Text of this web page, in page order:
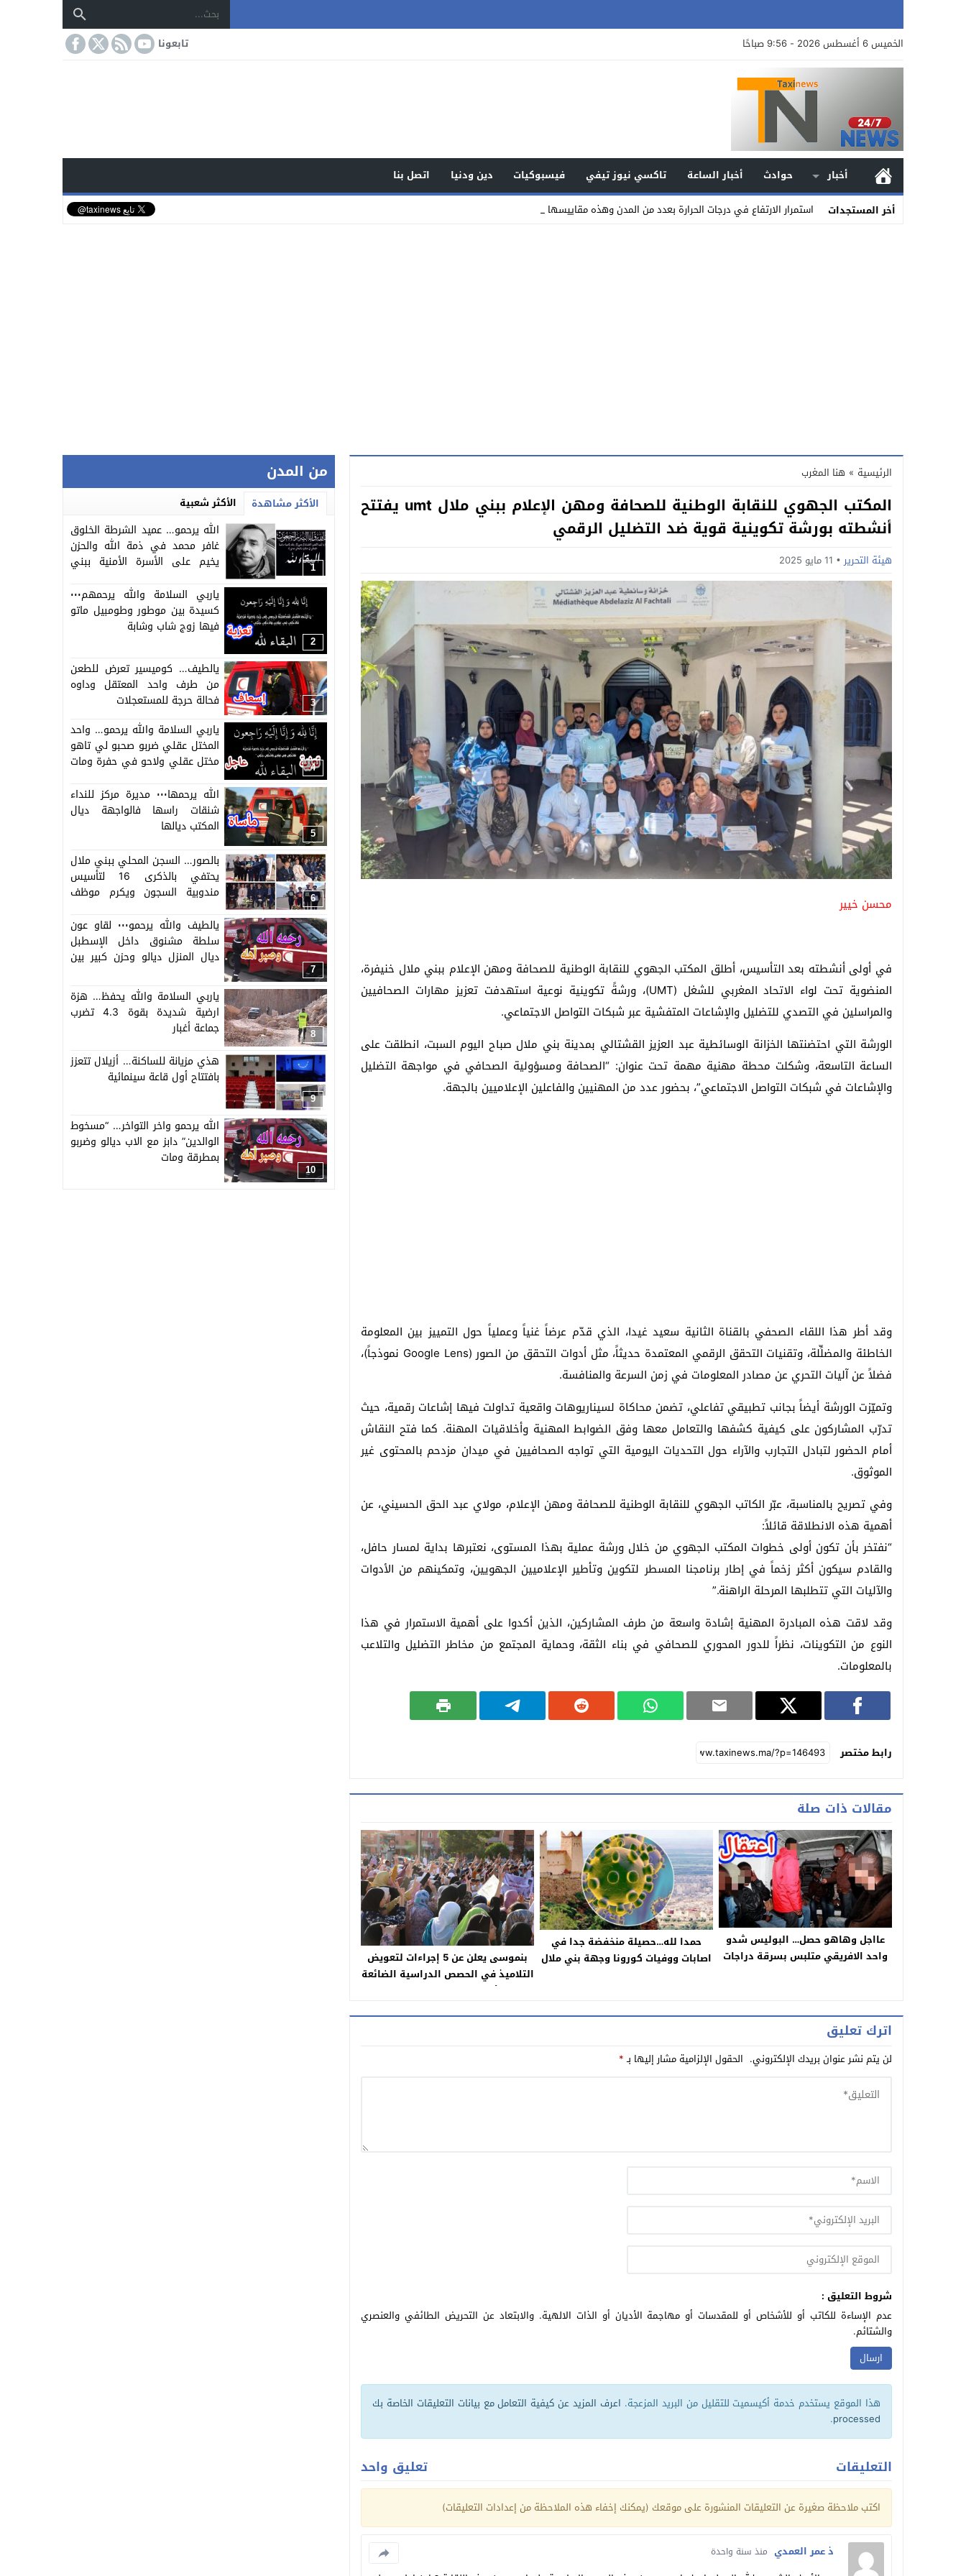
الخميس 6 أغسطس 2026 - 9:56 صباحًا تابعونا
أخبار حوادث أخبار الساعة تاكسي نيوز تيفي فيسبوكيات دين ودنيا
اتصل بنا
أخر المستجدات
استمرار الارتفاع في درجات الحرارة بعدد من المدن وهذه مقاييسها = نشرة جوية= _
الرئيسية » هنا المغرب
المكتب الجهوي للنقابة الوطنية للصحافة ومهن الإعلام ببني ملال umt يفتتح
أنشطته بورشة تكوينية قوية ضد التضليل الرقمي
هيئة التحرير 11 مايو 2025
محسن خيير
في أولى أنشطته بعد التأسيس، أطلق المكتب الجهوي للنقابة الوطنية للصحافة ومهن الإعلام ببني ملال خنيفرة،
المنضوية تحت لواء الاتحاد المغربي للشغل (UMT)، ورشةً تكوينية نوعية استهدفت تعزيز مهارات الصحافيين
والمراسلين في التصدي للتضليل والإشاعات المتفشية عبر شبكات التواصل الاجتماعي.
الورشة التي احتضنتها الخزانة الوسائطية عبد العزيز القشتالي بمدينة بني ملال صباح اليوم السبت، انطلقت على
الساعة التاسعة، وشكلت محطة مهنية مهمة تحت عنوان: “الصحافة ومسؤولية الصحافي في مواجهة التضليل
والإشاعات في شبكات التواصل الاجتماعي”، بحضور عدد من المهنيين والفاعلين الإعلاميين بالجهة.
وقد أطر هذا اللقاء الصحفي بالقناة الثانية سعيد غيدا، الذي قدّم عرضاً غنياً وعملياً حول التمييز بين المعلومة
الخاطئة والمضلِّلة، وتقنيات التحقق الرقمي المعتمدة حديثاً، مثل أدوات التحقق من الصور (Google Lens نموذجاً)،
فضلاً عن آليات التحري عن مصادر المعلومات في زمن السرعة والمنافسة.
وتميّزت الورشة أيضاً بجانب تطبيقي تفاعلي، تضمن محاكاة لسيناريوهات واقعية تداولت فيها إشاعات رقمية، حيث
تدرّب المشاركون على كيفية كشفها والتعامل معها وفق الضوابط المهنية وأخلاقيات المهنة. كما فتح النقاش
أمام الحضور لتبادل التجارب والآراء حول التحديات اليومية التي تواجه الصحافيين في ميدان مزدحم بالمحتوى غير
الموثوق.
وفي تصريح بالمناسبة، عبّر الكاتب الجهوي للنقابة الوطنية للصحافة ومهن الإعلام، مولاي عبد الحق الحسيني، عن
أهمية هذه الانطلاقة قائلاً:
“نفتخر بأن تكون أولى خطوات المكتب الجهوي من خلال ورشة عملية بهذا المستوى، نعتبرها بداية لمسار حافل،
والقادم سيكون أكثر زخماً في إطار برنامجنا المسطر لتكوين وتأطير الإعلاميين الجهويين، وتمكينهم من الأدوات
والآليات التي تتطلبها المرحلة الراهنة.”
وقد لاقت هذه المبادرة المهنية إشادة واسعة من طرف المشاركين، الذين أكدوا على أهمية الاستمرار في هذا
النوع من التكوينات، نظراً للدور المحوري للصحافي في بناء الثقة، وحماية المجتمع من مخاطر التضليل والتلاعب
بالمعلومات.
رابط مختصر
مقالات ذات صلة
عااجل وهاهو حصل… البوليس شدو
واحد الافريقي متلبس بسرقة دراجات
حمدا لله…حصيلة منخفضة جدا في
اصابات ووفيات كورونا وجهة بني ملال
بنموسى يعلن عن 5 إجراءات لتعويض
التلاميذ في الحصص الدراسية الضائعة
والأساتذة يواصلون الاحتجاج
اترك تعليق
لن يتم نشر عنوان بريدك الإلكتروني. الحقول الإلزامية مشار إليها بـ*
شروط التعليق :
عدم الإساءة للكاتب أو للأشخاص أو للمقدسات أو مهاجمة الأديان أو الذات الالهية. والابتعاد عن التحريض الطائفي والعنصري
والشتائم.
هذا الموقع يستخدم خدمة أكيسميت للتقليل من البريد المزعجة. اعرف المزيد عن كيفية التعامل مع بيانات التعليقات الخاصة بك
processed
.
التعليقات تعليق واحد
اكتب ملاحظة صغيرة عن التعليقات المنشورة على موقعك (يمكنك إخفاء هذه الملاحظة من إعدادات التعليقات)
ذ عمر العمدي منذ سنة واحدة
من المدن
الأكثر مشاهدة الأكثر شعبية
1
الله يرحمو… عميد الشرطة الخلوق
غافر محمد في ذمة الله والحزن
يخيم على الأسرة الأمنية ببني
2
ياربي السلامة والله يرحمهم٠٠٠
كسيدة بين موطور وطومبيل ماتو
فيها زوج شاب وشابة
3
يالطيف… كوميسير تعرض للطعن
من طرف واحد المعتقل وداوه
فحالة حرجة للمستعجلات
4
ياربي السلامة والله يرحمو… واحد
المختل عقلي ضربو صحبو لي تاهو
مختل عقلي ولاحو في حفرة ومات
حصرية=
5
الله يرحمها٠٠٠ مديرة مركز للنداء
شنقات راسها فالواجهة ديال
المكتب ديالها
6
بالصور… السجن المحلي ببني ملال
يحتفي بالذكرى 16 لتأسيس
مندوبية السجون ويكرم موظف
بمجهودات الموظفين والموظفات
بالسجن
7
يالطيف والله يرحمو٠٠٠ لقاو عون
سلطة مشنوق داخل الإسطبل
ديال المنزل ديالو وحزن كبير بين
8
ياربي السلامة والله يحفظ… هزة
ارضية شديدة بقوة 4.3 تضرب
جماعة أغبار
9
هذي مزيانة للساكنة… أزيلال تتعزز
بافتتاح أول قاعة سينمائية
10
الله يرحمو واخر التواخر… “مسخوط
الوالدين” دابز مع الاب ديالو وضربو
بمطرقة ومات